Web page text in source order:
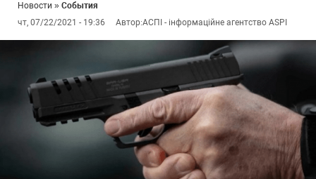
Новости » События
чт, 07/22/2021 - 19:36
Автор:АСПІ - інформаційне агентство ASPI
#боротьба
з
корупцією
#гфс #Киев #коронавірус